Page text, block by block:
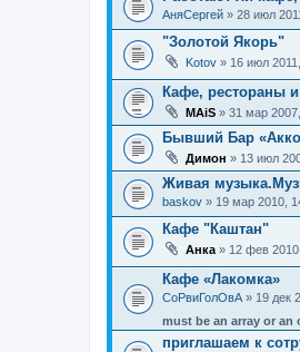
АняСергей » 28 июл
"Золотой Якорь"
Kotov » 16 июл
Кафе, рестораны
MAiS » 31 мар
Бывший Бар
Димон » 13 июл
Живая
baskov » 19 мар 2010,
Кафе "Каштан"
Анка » 12 фев
Кафе «Лакомка»
СоРвиГолОвА » 19 дек
must be an array or
приглашаем к